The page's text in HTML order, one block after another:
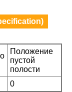
Положение
пустой
полости
0